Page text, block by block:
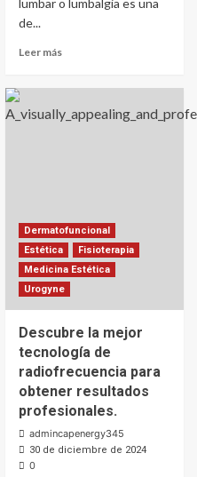
lumbar o lumbalgia es una
de...
Leer más
Dermatofuncional
Estética
Fisioterapia
Medicina Estética
Urogyne
Descubre la mejor
tecnología de
radiofrecuencia para
obtener resultados
profesionales.
admincapenergy345
30 de diciembre de 2024
0